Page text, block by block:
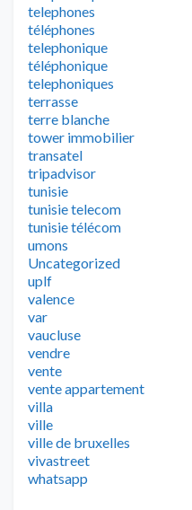
telephones
téléphones
telephonique
téléphonique
telephoniques
terrasse
terre blanche
tower immobilier
transatel
tripadvisor
tunisie
tunisie telecom
tunisie télécom
umons
Uncategorized
uplf
valence
var
vaucluse
vendre
vente
vente appartement
villa
ville
ville de bruxelles
vivastreet
whatsapp